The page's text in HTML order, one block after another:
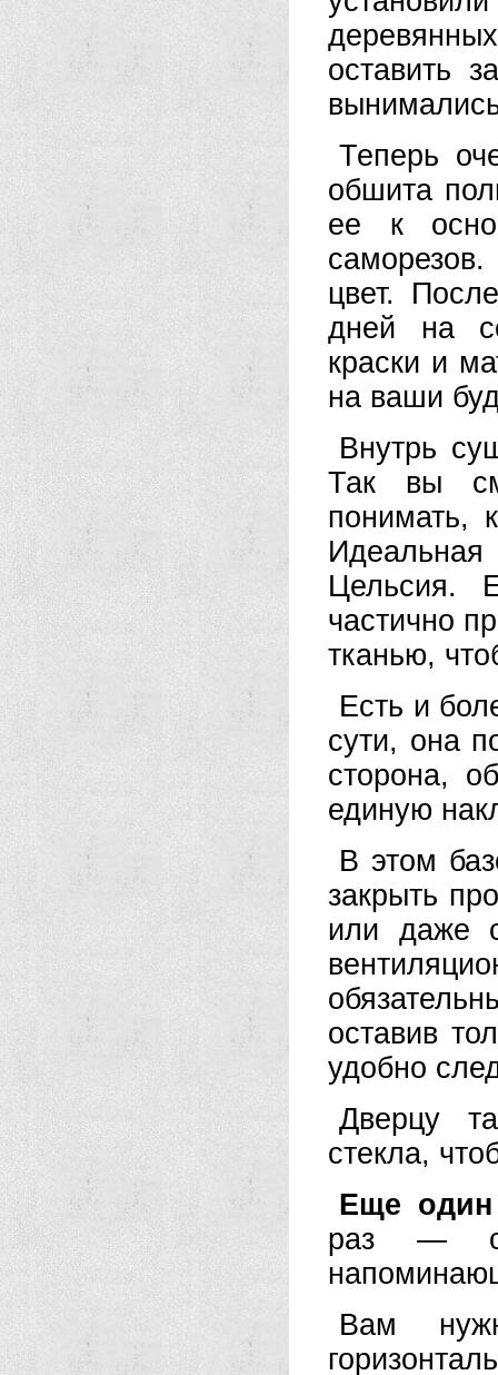
оставить
Теперь
обшита
ее к
цвет.
дней на
краски и
на ваши
Внутрь
Так вы
понимать,
Цельсия.
частично
тканью,
Есть и
сути, она
сторона,
единую
В этом
закрыть
или даже
оставив
удобно
Дверцу
стекла,
Еще один
раз — с
Вам